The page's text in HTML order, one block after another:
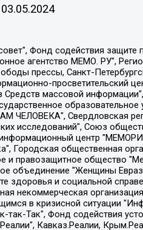
03.05.2024
Ивановская областная общественная организация "Центр гендерных исследований", Гурман Юрий Альбертович, Медиапроект "ОВД-Инфо", Егоров Владимир Владимирович, Жилинский Владимир Александрович, Общество с ограниченной ответственностью "ЗП", Иванова София Юрьевна, Карезина Инна Павловна, Кильтау Екатерина Викторовна, Петров Алексей Викторович, Пискунов Сергей Евгеньевич, Смирнов Сергей Сергеевич, Тихонов Михаил Сергеевич, Общество с ограниченной ответственностью "ЖУРНАЛИСТ-ИНОСТРАННЫЙ АГЕНТ", Арапова Галина Юрьевна, Вольтская Татьяна Анатольевна, Американская компания "Mason G.E.S. Anonymous Foundation" (США), являющаяся владельцем интернет-издания https://mnews.world/, Компания "Stichting Bellingcat", зарегистрированная в Нидерландах (дата регистрации 11.07.2018), Захаров Андрей Вячеславович, Клепиковская Екатерина Дмитриевна, Общество с ограниченной ответственностью "МЕМО", Перл Роман Александрович, Симонов Евгений Алексеевич, Соловьева Елена Анатольевна, Сотников Даниил Владимирович, Сурначева Елизавета Дмитриевна, Автономная некоммерческая организация по защите прав человека и информированию населения "Якутия – Наше Мнение", Общество с ограниченной ответственностью "Москоу диджитал медиа", с 26.01.2023 Общество с ограниченной ответственностью "Чайка Белые сады", Ветошкина Валерия Валерьевна, Заговора Максим Александрович, Межрегиональное общественное движение "Российская ЛГБТ - сеть", Оленичев Максим Владимирович, Павлов Иван Юрьевич, Скворцова Елена Сергеевна, Общество с ограниченной ответственностью "Как бы инагент", Кочетков Игорь Викторович, Общество с ограниченной ответственностью "Честные выборы", Еланчик Олег Александрович, Общество с ограниченной ответственностью "Нобелевский призыв", Гималова Регина Эмилевна, Григорьев Андрей Валерьевич,